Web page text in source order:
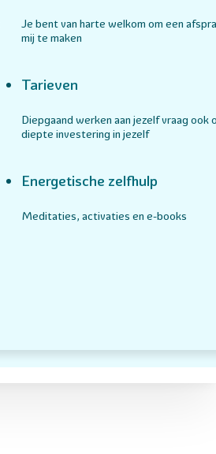
Je bent van harte welkom om een
mij te maken
Tarieven
Diepgaand werken aan jezelf vraag ook
diepte investering in jezelf
Energetische zelfhulp
Meditaties, activaties en e-books